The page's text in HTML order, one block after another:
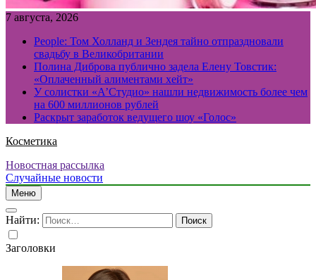
7 августа, 2026
People: Том Холланд и Зендея тайно отпраздновали
свадьбу в Великобритании
Полина Диброва публично задела Елену Товстик:
«Оплаченный алиментами хейт»
У солистки «А’Студио» нашли недвижимость более чем
на 600 миллионов рублей
Раскрыт заработок ведущего шоу «Голос»
Косметика
Новостная рассылка
Случайные новости
Меню
Найти:
Заголовки